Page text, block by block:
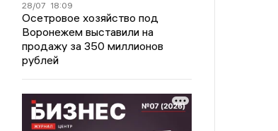
28/07 18:09
Осетровое хозяйство под
Воронежем выставили на
продажу за 350 миллионов
рублей